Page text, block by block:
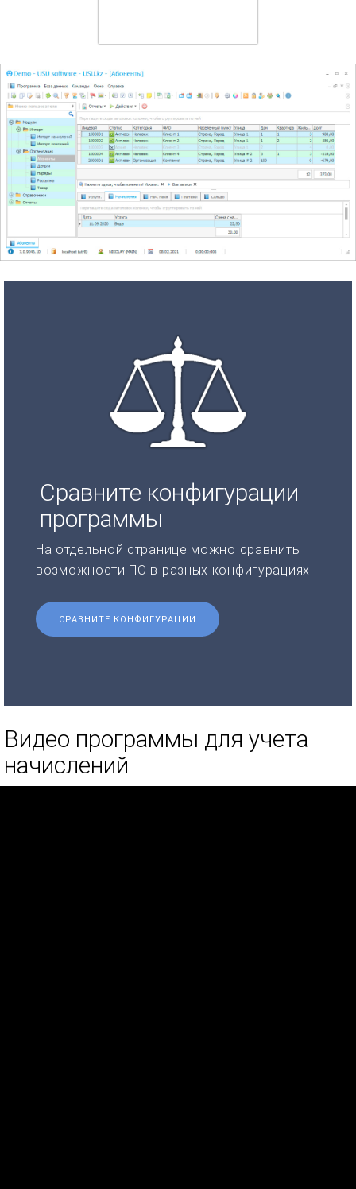
Сравните конфигурации
программы
На отдельной странице можно сравнить
возможности ПО в разных конфигурациях.
СРАВНИТЕ КОНФИГУРАЦИИ
Видео программы для учета
начислений